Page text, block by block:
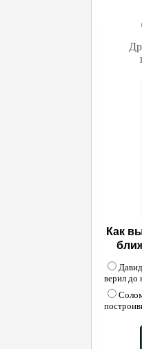
Как
верил до